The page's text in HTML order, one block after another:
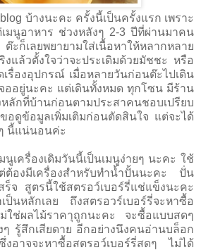
บ้างนะคะ ครั้งนี้เป็นครั้งแรก เพราะ
มนูอาหาร ช่วงหลังๆ 2-3 ปีที่ผ่านมาคน
เลยพยายามใส่เนื้อหาให้หลากหลาย
แล้วตั้งใจว่าจะประเดิมด้วยมัชชะ หรือ
รื่องอุปกรณ์ เมื่อหลายวันก่อนต๊ะไปเดิน
จออยู่นะคะ แต่เดินทั้งหมด ทุกโซน มีร้าน
ลักที่บ้านก่อนตามประสาคนชอบเปรียบ
อดูข้อมูลเพิ่มเติมก่อนตัดสินใจ แต่จะได้
นี้แน่นอนค่ะ
นูเครื่องเดิมวันนี้เป็นเมนูง่ายๆ นะคะ ใช้
องมีเครื่องสำหรับทำนํ้าปั้นนะคะ ปั่น
จ สูตรนี้ใช้สตรอว์เบอร์รี่แช่แข็งนะคะ
เป็นหลักเลย ถึงสตรอวร์เบอร์รี่จะหาซื้อ
ใช่ผลไม้ราคาุถูกนะคะ จะซื้อแบบสดๆ
รู้สึกเสียดาย อีกอย่างนึงคนอ่านบล็อก
อาจจะหาซื้อสตรอว์เบอร์รี่สดๆ ไม่ได้